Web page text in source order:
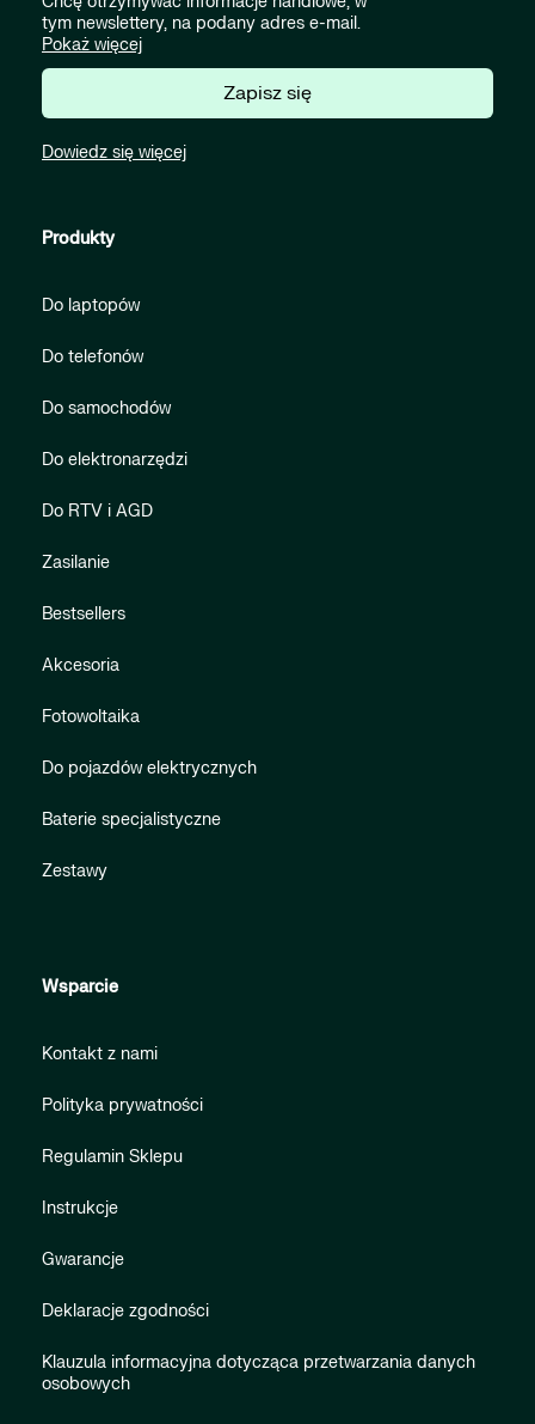
tym newslettery, na podany adres e-mail.
Pokaż więcej
Zapisz się
Dowiedz się więcej
Produkty
Do laptopów
Do telefonów
Do samochodów
Do elektronarzędzi
Do RTV i AGD
Zasilanie
Bestsellers
Akcesoria
Fotowoltaika
Do pojazdów elektrycznych
Baterie specjalistyczne
Zestawy
Wsparcie
Kontakt z nami
Polityka prywatności
Regulamin Sklepu
Instrukcje
Gwarancje
Deklaracje zgodności
Klauzula informacyjna dotycząca przetwarzania danych
osobowych